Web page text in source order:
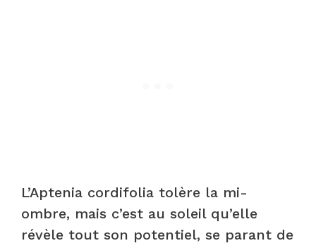
L’Aptenia cordifolia tolère la mi-
ombre, mais c’est au soleil qu’elle
révèle tout son potentiel, se parant de